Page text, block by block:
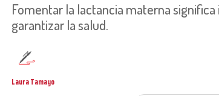
Fomentar la lactancia materna
garantizar la salud.
Laura Tamayo